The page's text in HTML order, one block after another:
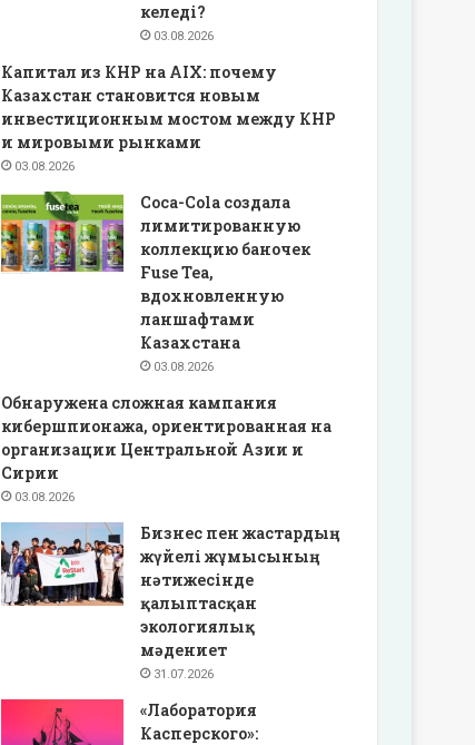
келеді?
03.08.2026
Капитал из КНР на AIX: почему
Казахстан становится новым
инвестиционным мостом между КНР
и мировыми рынками
03.08.2026
Coca-Cola создала
лимитированную
коллекцию баночек
Fuse Tea,
вдохновленную
ланшафтами
Казахстана
03.08.2026
Обнаружена сложная кампания
кибершпионажа, ориентированная на
организации Центральной Азии и
Сирии
03.08.2026
Бизнес пен жастардың
жүйелі жұмысының
нәтижесінде
қалыптасқан
экологиялық
мәдениет
31.07.2026
«Лаборатория
Касперского»: